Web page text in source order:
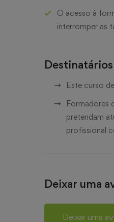
O acesso à
interromper as
Destinatários
Este curso
Formadores
pretendam
profissional
Deixar uma
Deixar uma